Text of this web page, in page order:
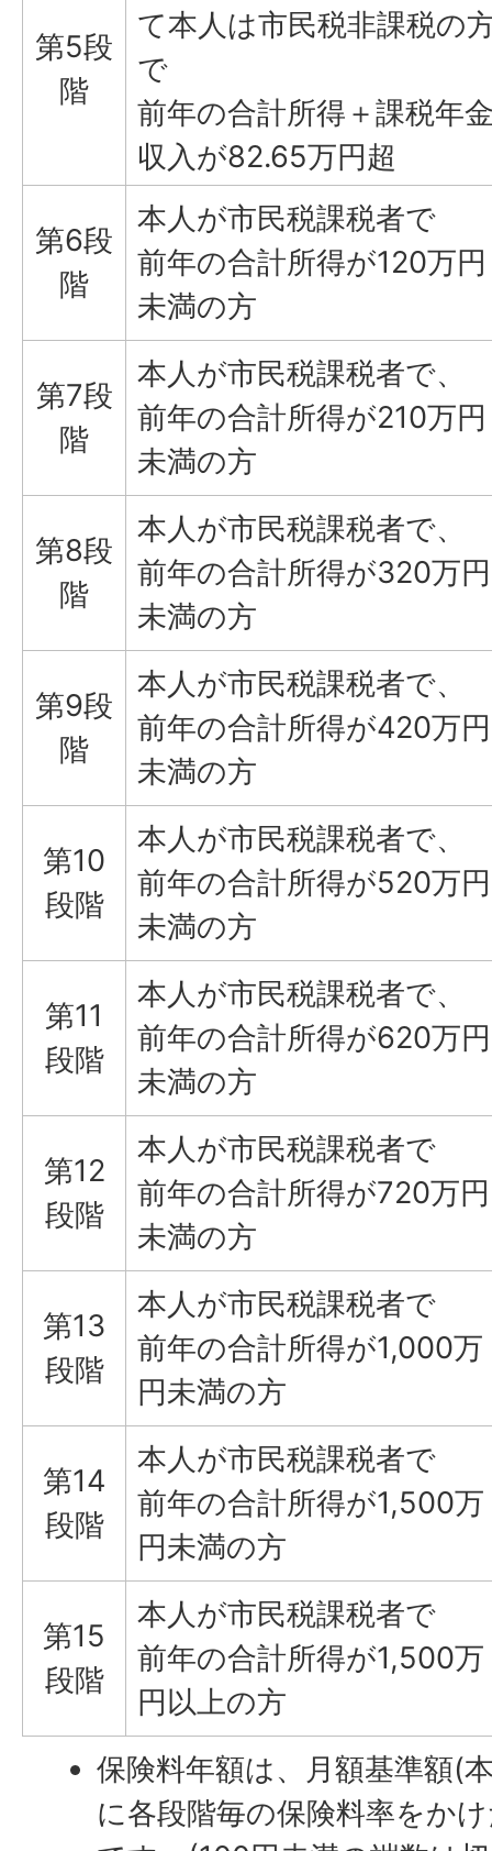
第5段
階
て本人は市民税非課税の
で
前年の合計所得＋課税年
収入が82.65万円超
第6段
階
本人が市民税課税者で
前年の合計所得が120万円
未満の方
第7段
階
本人が市民税課税者で、
前年の合計所得が210万円
未満の方
第8段
階
本人が市民税課税者で、
前年の合計所得が320万円
未満の方
第9段
階
本人が市民税課税者で、
前年の合計所得が420万円
未満の方
第10
段階
本人が市民税課税者で、
前年の合計所得が520万円
未満の方
第11
段階
本人が市民税課税者で、
前年の合計所得が620万円
未満の方
第12
段階
本人が市民税課税者で
前年の合計所得が720万円
未満の方
第13
段階
本人が市民税課税者で
前年の合計所得が1,000万
円未満の方
第14
段階
本人が市民税課税者で
前年の合計所得が1,500万
円未満の方
第15
段階
本人が市民税課税者で
前年の合計所得が1,500万
円以上の方
保険料年額は、月額基準額(
に各段階毎の保険料率をか